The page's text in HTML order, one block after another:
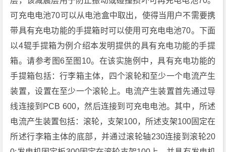
可充电电池70可以从电池盒中取出，使得当用户不需要携
带具有充电功能的手提箱时可以使用可充电电池70。下面
以4辊手提箱为例介绍本发明提供的具有充电功能的手提
箱。请参考图6至图10。在该实施例中，具有充电功能的
手提箱包括：行李箱主体，四个滚轮和至少一个电流产生
装置，设置在至少一个滚轮上。电流产生装置首先通过导
线连接到PCB 600，然后连接到可充电电池。其中，所述
电流产生装置包括：滚轮，支架100，所述支架100固定在
所述行李箱主体的底部，并通过滚轮轴230连接到滚轮20